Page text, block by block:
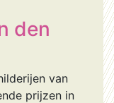
den
van
prijzen in